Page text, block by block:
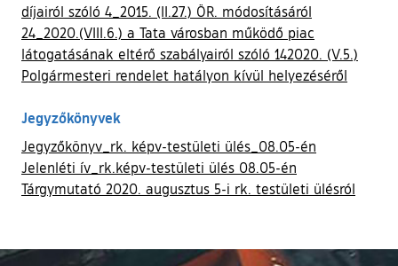
díjairól szóló 4_2015. (II.27.) ÖR. módosításáról
24_2020.(VIII.6.) a Tata városban működő piac
látogatásának eltérő szabályairól szóló 142020. (V.5.)
Polgármesteri rendelet hatályon kívül helyezéséről
Jegyzőkönyvek
Jegyzőkönyv_rk. képv-testületi ülés_08.05-én
Jelenléti ív_rk.képv-testületi ülés 08.05-én
Tárgymutató 2020. augusztus 5-i rk. testületi ülésról